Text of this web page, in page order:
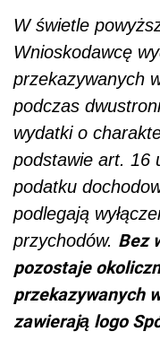
W świetle
Wnioskodawcę
przekazywanych
podczas
wydatki o
podstawie art. 16
podatku
podlegają
przychodów. Bez
pozostaje
przekazywanych
zawierają logo